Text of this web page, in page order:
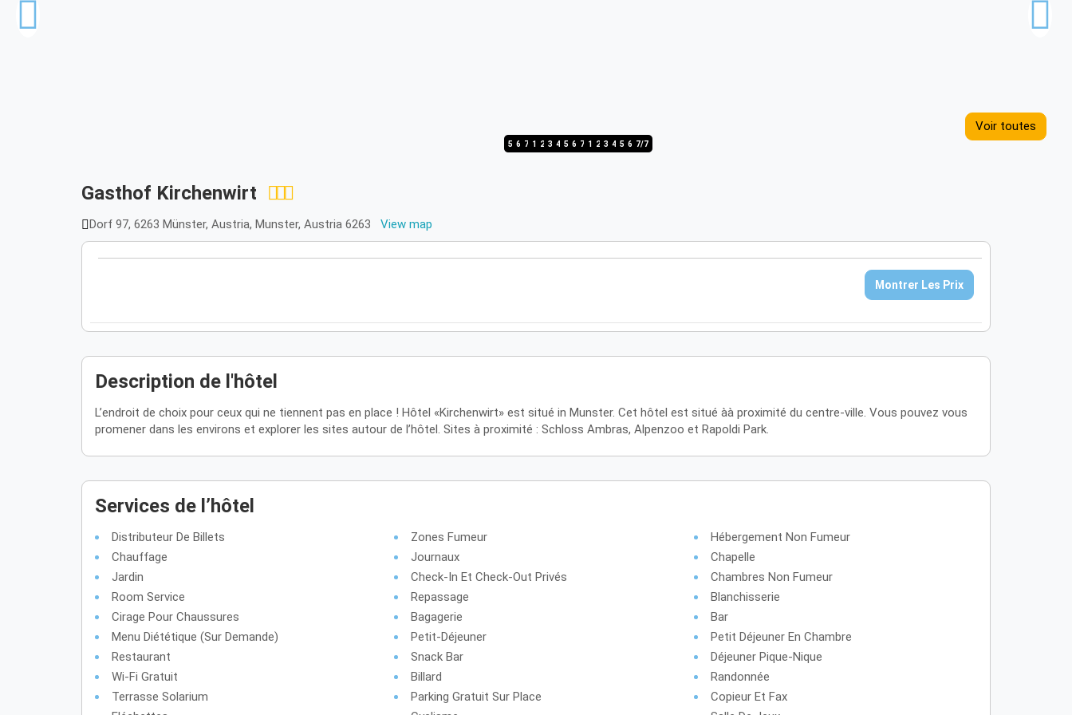
5/76/77/71/72/73/74/75/76/77/71/72/73/74/75/76/77/7
Voir toutes
Gasthof Kirchenwirt
Dorf 97, 6263 Münster, Austria, Munster, Austria 6263 View map
Montrer Les Prix
Description de l'hôtel
L’endroit de choix pour ceux qui ne tiennent pas en place ! Hôtel «Kirchenwirt» est situé in Munster. Cet hôtel est situé àà proximité du centre-ville. Vous pouvez vous
promener dans les environs et explorer les sites autour de l’hôtel. Sites à proximité : Schloss Ambras, Alpenzoo et Rapoldi Park.
Services de l’hôtel
Distributeur De Billets Zones Fumeur
Hébergement Non Fumeur
Chauffage
Journaux
Chapelle
Jardin
Check-In Et Check-Out Privés
Chambres Non Fumeur
Room Service
Repassage
Blanchisserie
Cirage Pour Chaussures
Bagagerie
Bar
Menu Diététique (sur Demande)
Petit-Déjeuner
Petit Déjeuner En Chambre
Restaurant
Snack Bar
Déjeuner Pique-Nique
Wi-Fi Gratuit
Billard
Randonnée
Terrasse Solarium
Parking Gratuit Sur Place
Copieur Et Fax